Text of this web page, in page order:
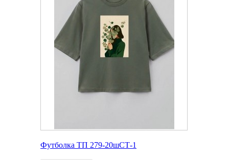
Футболка ТП 279-20шСТ-1